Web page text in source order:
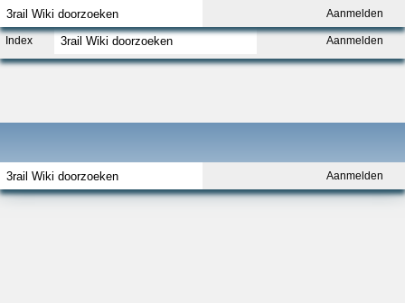
Aanmelden
Aanmelden
Index Aanmelden